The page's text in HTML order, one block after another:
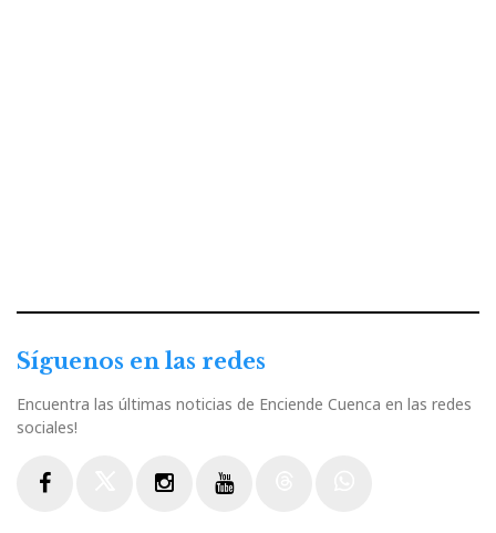
Síguenos en las redes
Encuentra las últimas noticias de Enciende Cuenca en las redes
sociales!